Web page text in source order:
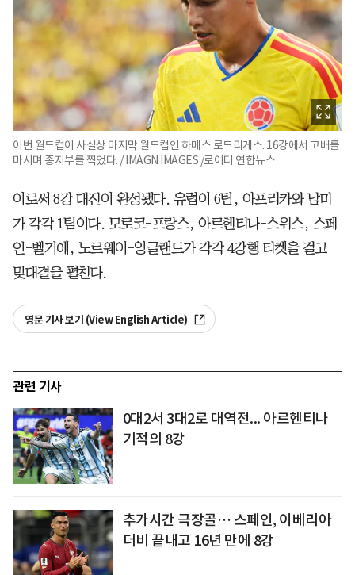
이번 월드컵이 사실상 마지막 월드컵인 하메스 로드리게스. 16강에서 고배를
마시며 종지부를 찍었다. / IMAGN IMAGES /로이터 연합뉴스
이로써 8강 대진이 완성됐다. 유럽이 6팀, 아프리카와 남미
가 각각 1팀이다. 모로코-프랑스, 아르헨티나-스위스, 스페
인-벨기에, 노르웨이-잉글랜드가 각각 4강행 티켓을 걸고
맞대결을 펼친다.
영문 기사 보기 (View English Article)
관련 기사
0대2서 3대2로 대역전... 아르헨티나
기적의 8강
추가시간 극장골… 스페인, 이베리아
더비 끝내고 16년 만에 8강